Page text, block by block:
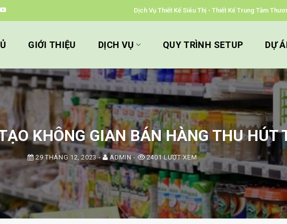
Dịch Vụ Thiết Kế Siêu Thị - Thiết Kế Trung Tâm
GIỚI THIỆU DỊCH VỤ QUY TRÌNH SETUP DỰ
KHÔNG GIAN BÁN HÀNG THU HÚT
29 THÁNG 12, 2023- ADMIN- 2401 LƯỢT XEM